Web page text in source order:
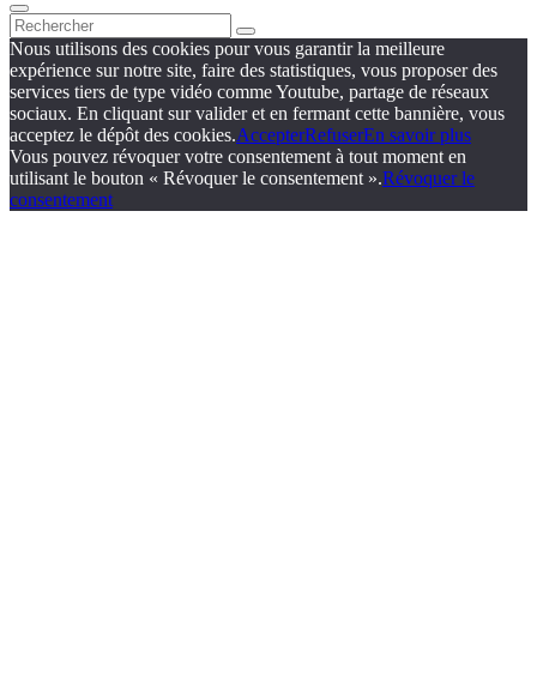
Nous utilisons des cookies pour vous garantir la meilleure
expérience sur notre site, faire des statistiques, vous proposer des
services tiers de type vidéo comme Youtube, partage de réseaux
sociaux. En cliquant sur valider et en fermant cette bannière, vous
acceptez le dépôt des cookies.AccepterRefuserEn savoir plus
Vous pouvez révoquer votre consentement à tout moment en
utilisant le bouton « Révoquer le consentement ».Révoquer le
consentement